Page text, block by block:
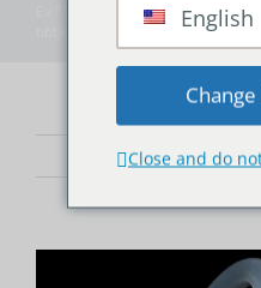
Genel olarak
tıbbi silikon tüpün kaynak
English
Close and do